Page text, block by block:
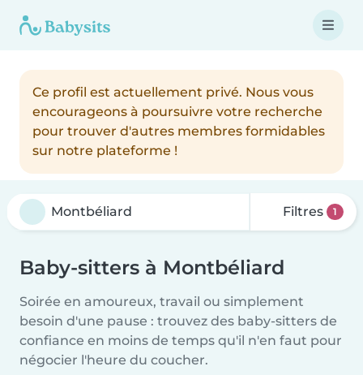
Ce profil est actuellement privé. Nous vous
encourageons à poursuivre votre recherche
pour trouver d'autres membres formidables
sur notre plateforme !
Filtres 1
Baby-sitters à Montbéliard
Soirée en amoureux, travail ou simplement
besoin d'une pause : trouvez des baby-sitters de
confiance en moins de temps qu'il n'en faut pour
négocier l'heure du coucher.